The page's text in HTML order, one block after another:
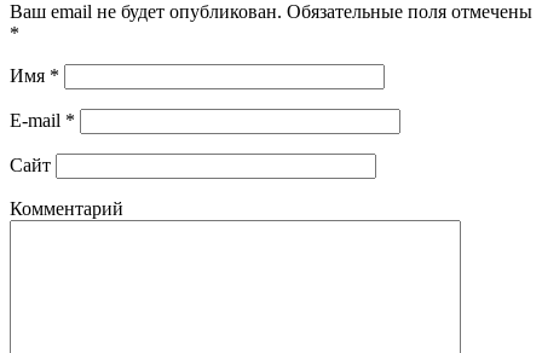
Ваш email не будет опубликован. Обязательные поля отмечены
*
Имя *
E-mail *
Сайт
Комментарий